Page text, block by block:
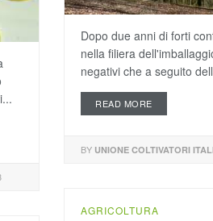
Dopo due anni di forti
nella filiera
negativi che a seguito
READ MORE
BY UNIONE COLTIVATORI
AGRICOLTURA